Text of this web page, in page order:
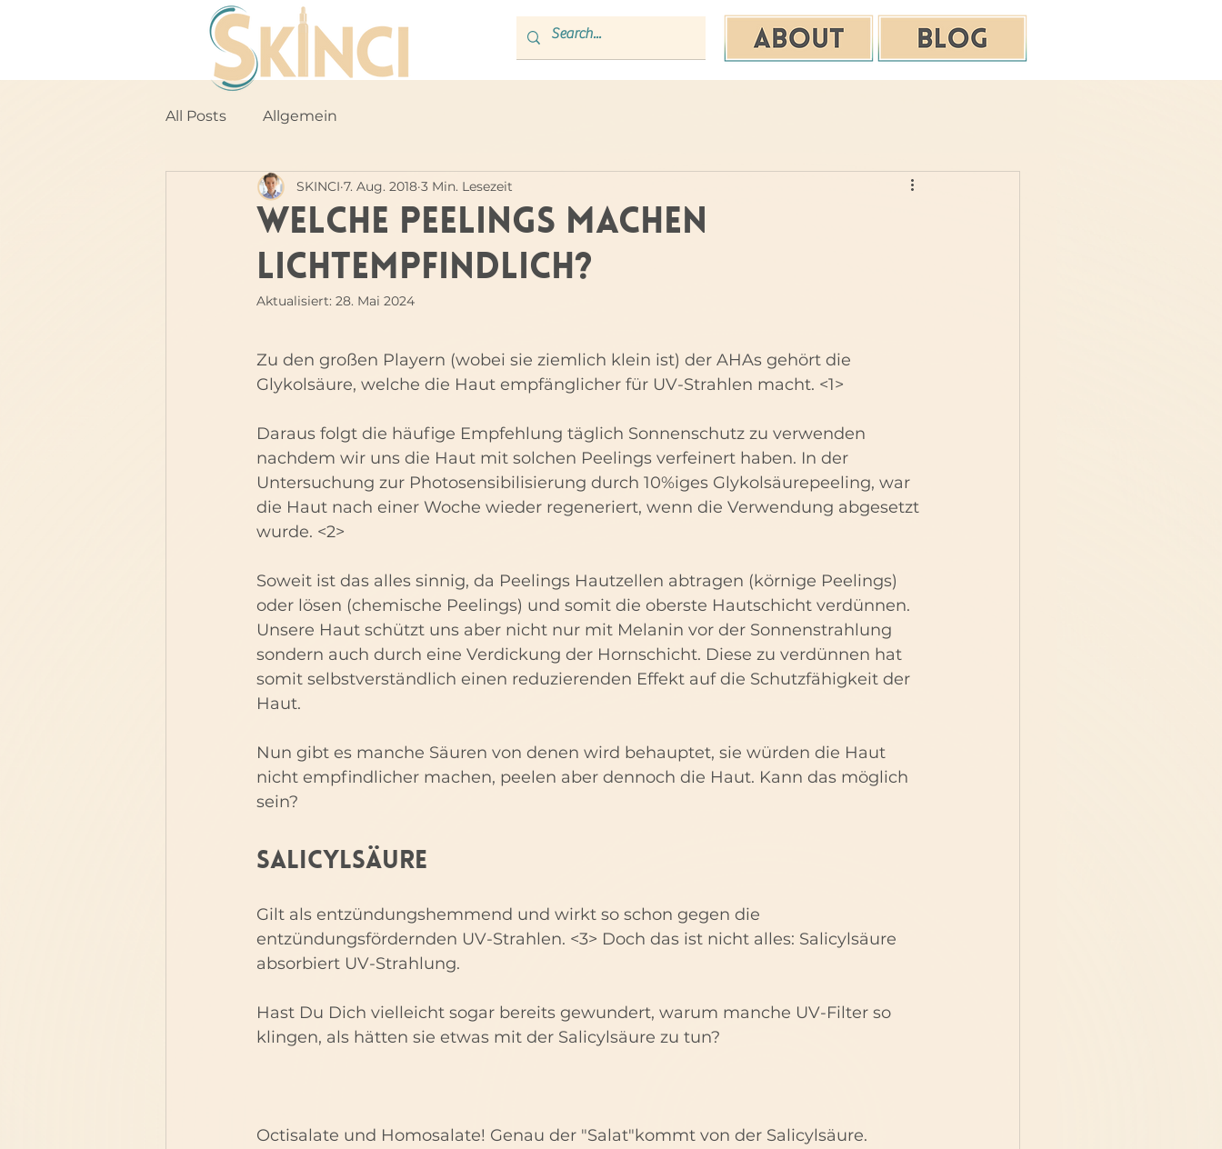
All Posts Allgemein
Welche Peelings machen
lichtempfindlich?
SKINCI 7. Aug. 2018 3 Min. Lesezeit
Aktualisiert: 28. Mai 2024
Zu den großen Playern (wobei sie ziemlich klein ist) der AHAs gehört die
Glykolsäure, welche die Haut empfänglicher für UV-Strahlen macht. <1>
Daraus folgt die häufige Empfehlung täglich Sonnenschutz zu verwenden
nachdem wir uns die Haut mit solchen Peelings verfeinert haben. In der
Untersuchung zur Photosensibilisierung durch 10%iges Glykolsäurepeeling, war
die Haut nach einer Woche wieder regeneriert, wenn die Verwendung abgesetzt
wurde. <2>
Soweit ist das alles sinnig, da Peelings Hautzellen abtragen (körnige Peelings)
oder lösen (chemische Peelings) und somit die oberste Hautschicht verdünnen.
Unsere Haut schützt uns aber nicht nur mit Melanin vor der Sonnenstrahlung
sondern auch durch eine Verdickung der Hornschicht. Diese zu verdünnen hat
somit selbstverständlich einen reduzierenden Effekt auf die Schutzfähigkeit der
Haut.
Nun gibt es manche Säuren von denen wird behauptet, sie würden die Haut
nicht empfindlicher machen, peelen aber dennoch die Haut. Kann das möglich
sein?
Salicylsäure
Gilt als entzündungshemmend und wirkt so schon gegen die
entzündungsfördernden UV-Strahlen. <3> Doch das ist nicht alles: Salicylsäure
absorbiert UV-Strahlung.
Hast Du Dich vielleicht sogar bereits gewundert, warum manche UV-Filter so
klingen, als hätten sie etwas mit der Salicylsäure zu tun?
Octisalate und Homosalate! Genau der "Salat"kommt von der Salicylsäure.